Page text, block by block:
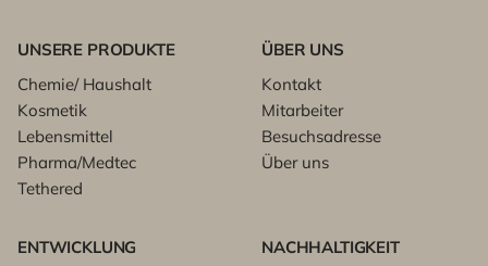
UNSERE PRODUKTE
Chemie/ Haushalt
Kosmetik
Lebensmittel
Pharma/Medtec
Tethered
ÜBER UNS
Kontakt
Mitarbeiter
Besuchsadresse
Über uns
ENTWICKLUNG
NACHHALTIGKEIT